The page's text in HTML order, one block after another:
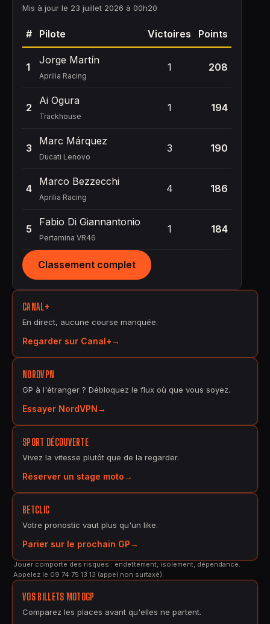
Mis à jour le 23 juillet 2026 à 00h20
# Pilote Victoires Points
1
Jorge Martín
Aprilia Racing
1 208
2
Ai Ogura
Trackhouse
1 194
3
Marc Márquez
Ducati Lenovo
3 190
4
Marco Bezzecchi
Aprilia Racing
4 186
5
Fabio Di Giannantonio
Pertamina VR46
1 184
Classement complet
CANAL+
En direct, aucune course manquée.
Regarder sur Canal+
NORDVPN
GP à l'étranger ? Débloquez le flux où que vous soyez.
Essayer NordVPN
SPORT DÉCOUVERTE
Vivez la vitesse plutôt que de la regarder.
Réserver un stage moto
BETCLIC
Votre pronostic vaut plus qu'un like.
Parier sur le prochain GP
Jouer comporte des risques : endettement, isolement, dépendance.
Appelez le 09 74 75 13 13 (appel non surtaxé).
VOS BILLETS MOTOGP
Comparez les places avant qu'elles ne partent.